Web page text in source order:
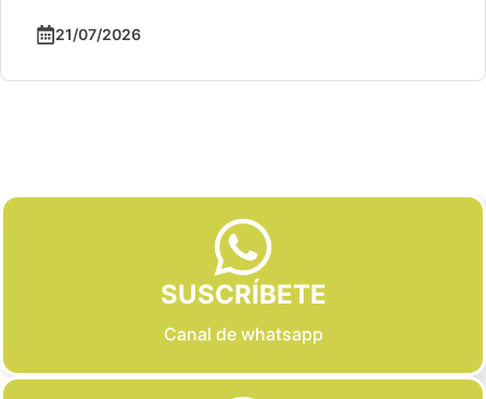
21/07/2026
SUSCRÍBETE
Canal de whatsapp